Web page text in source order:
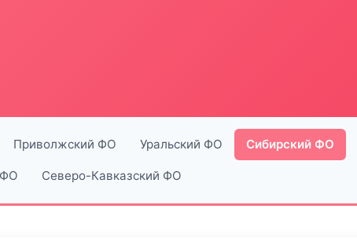
Приволжский ФО Уральский ФО Сибирский ФО
Северо-Кавказский ФО